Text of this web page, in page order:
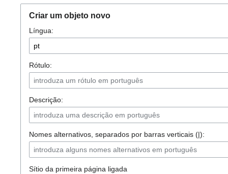
Criar um objeto novo
Língua:
Rótulo:
Descrição:
Nomes alternativos, separados por barras verticais (|):
Sítio da primeira página ligada